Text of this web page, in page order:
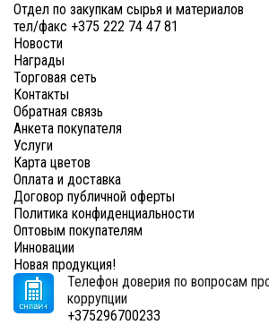
Отдел по закупкам сырья и материалов
тел/факс +375 222 74 47 81
Новости
Награды
Торговая сеть
Контакты
Обратная связь
Анкета покупателя
Услуги
Карта цветов
Оплата и доставка
Договор публичной оферты
Политика конфиденциальности
Оптовым покупателям
Инновации
Новая продукция!
Телефон доверия по вопросам
коррупции
+375296700233